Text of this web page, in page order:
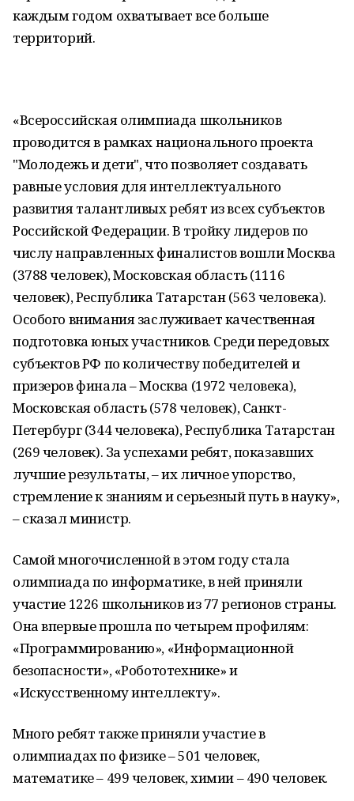
каждым годом охватывает все больше
территорий.
«Всероссийская олимпиада школьников
проводится в рамках национального проекта
"Молодежь и дети", что позволяет создавать
равные условия для интеллектуального
развития талантливых ребят из всех субъектов
Российской Федерации. В тройку лидеров по
числу направленных финалистов вошли Москва
(3788 человек), Московская область (1116
человек), Республика Татарстан (563 человека).
Особого внимания заслуживает качественная
подготовка юных участников. Среди передовых
субъектов РФ по количеству победителей и
призеров финала – Москва (1972 человека),
Московская область (578 человек), Санкт-
Петербург (344 человека), Республика Татарстан
(269 человек). За успехами ребят, показавших
лучшие результаты, – их личное упорство,
стремление к знаниям и серьезный путь в науку»,
– сказал министр.
Самой многочисленной в этом году стала
олимпиада по информатике, в ней приняли
участие 1226 школьников из 77 регионов страны.
Она впервые прошла по четырем профилям:
«Программированию», «Информационной
безопасности», «Робототехнике» и
«Искусственному интеллекту».
Много ребят также приняли участие в
олимпиадах по физике – 501 человек,
математике – 499 человек, химии – 490 человек.